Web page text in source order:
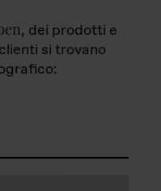
, dei prodotti e
si trovano